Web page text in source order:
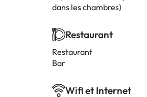
dans les chambres)
Restaurant
Restaurant
Bar
Wifi et Internet